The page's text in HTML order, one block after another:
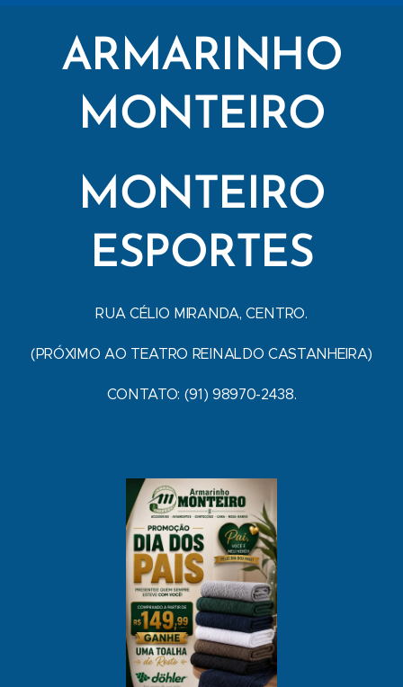
ARMARINHO
MONTEIRO
MONTEIRO
ESPORTES
RUA CÉLIO MIRANDA, CENTRO.
(PRÓXIMO AO TEATRO REINALDO CASTANHEIRA)
CONTATO: (91) 98970-2438.